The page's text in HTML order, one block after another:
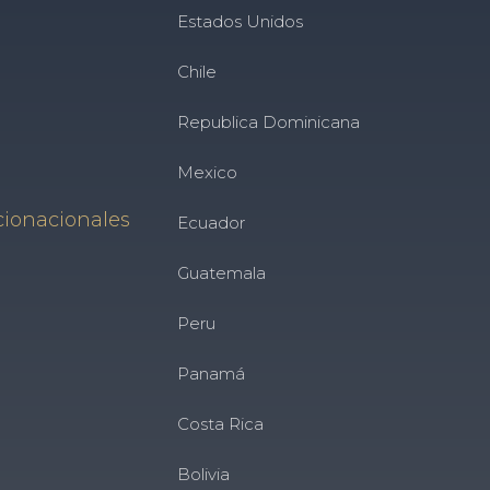
Estados Unidos
Chile
Republica Dominicana
Mexico
Ecuador
Guatemala
Peru
Panamá
Costa Rica
Bolivia